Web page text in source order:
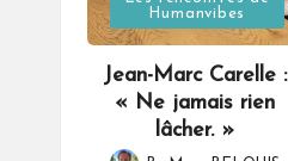
Humanvibes
Jean-Marc Carelle :
« Ne jamais rien
lâcher. »